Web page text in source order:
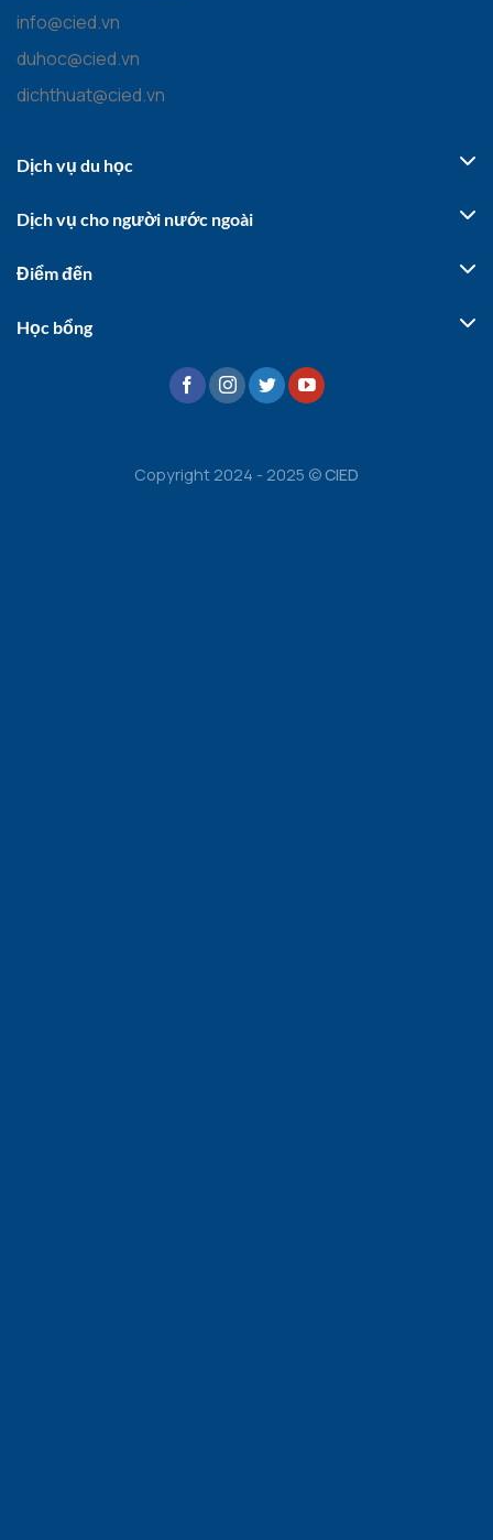
info@cied.vn
duhoc@cied.vn
dichthuat@cied.vn
Dịch vụ du học
Dịch vụ cho người nước ngoài
Điểm đến
Học bổng
Copyright 2024 - 2025 ©CIED